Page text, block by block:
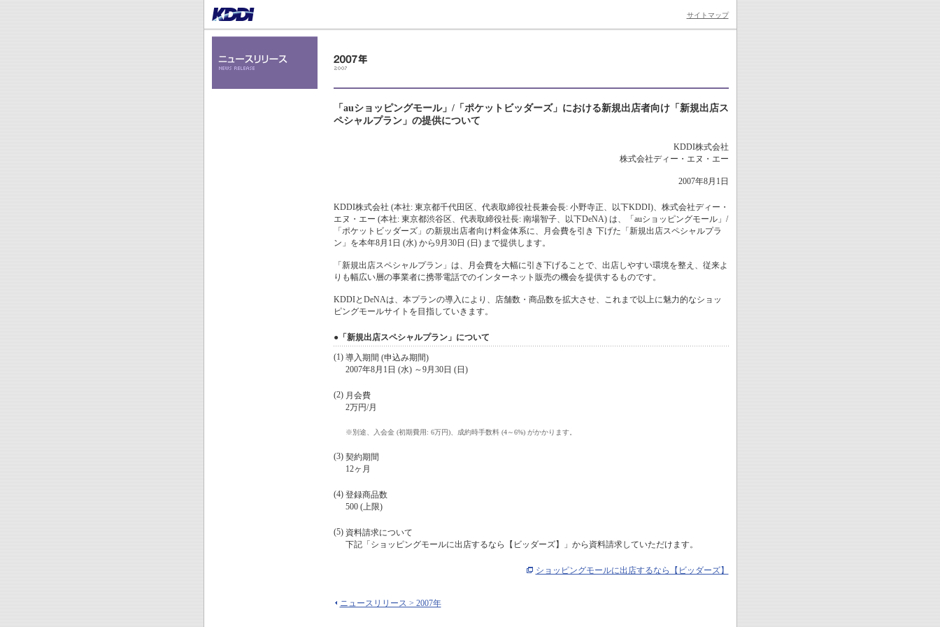
サイトマップ
「auショッピングモール」/「ポケットビッダーズ」における新規出店者向け「新規出店ス
ペシャルプラン」の提供について
KDDI株式会社
株式会社ディー・エヌ・エー
2007年8月1日
KDDI株式会社 (本社: 東京都千代田区、代表取締役社長兼会長: 小野寺正、以下KDDI)、株式会社ディー・
エヌ・エー (本社: 東京都渋谷区、代表取締役社長: 南場智子、以下DeNA) は、「auショッピングモール」/
「ポケットビッダーズ」の新規出店者向け料金体系に、月会費を引き 下げた「新規出店スペシャルプラ
ン」を本年8月1日 (水) から9月30日 (日) まで提供します。
「新規出店スペシャルプラン」は、月会費を大幅に引き下げることで、出店しやすい環境を整え、従来よ
りも幅広い層の事業者に携帯電話でのインターネット販売の機会を提供するものです。
KDDIとDeNAは、本プランの導入により、店舗数・商品数を拡大させ、これまで以上に魅力的なショッ
ピングモールサイトを目指していきます。
●「新規出店スペシャルプラン」について
(1) 導入期間 (申込み期間)
2007年8月1日 (水) ～9月30日 (日)
(2) 月会費
2万円/月
※別途、入会金 (初期費用: 6万円)、成約時手数料 (4～6%) がかかります。
(3) 契約期間
12ヶ月
(4) 登録商品数
500 (上限)
(5) 資料請求について
下記「ショッピングモールに出店するなら【ビッダーズ】」から資料請求していただけます。
ショッピングモールに出店するなら【ビッダーズ】
ニュースリリース > 2007年